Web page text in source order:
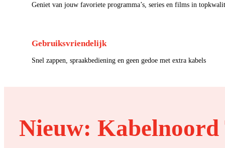
Geniet van jouw favoriete programma’s, series en films in
Gebruiksvriendelijk
Snel zappen, spraakbediening en geen gedoe met extra kabels
Nieuw: Kabelnoord